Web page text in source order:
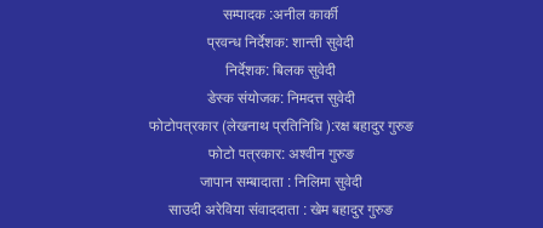
सम्पादक :अनील कार्की
प्रवन्ध निर्देशक: शान्ती सुवेदी
निर्देशक: बिलक सुवेदी
डेस्क संयोजक: निमदत्त सुवेदी
फोटोपत्रकार (लेखनाथ प्रतिनिधि ):रक्ष बहादुर गुरुङ
फोटो पत्रकार: अश्वीन गुरुङ
जापान सम्बादाता : निलिमा सुवेदी
साउदी अरेविया संवाददाता : खेम बहादुर गुरुङ